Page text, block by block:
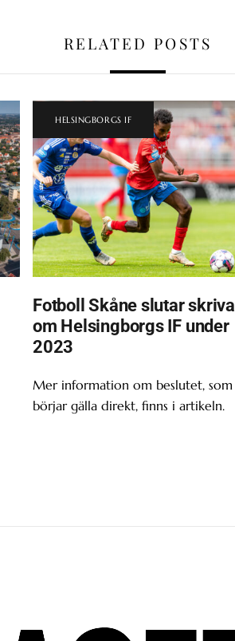
RELATED POSTS
HELSINGBORGS IF
Fotboll Skåne slutar skriva
om Helsingborgs IF under
2023
Mer information om beslutet, som
börjar gälla direkt, finns i artikeln.